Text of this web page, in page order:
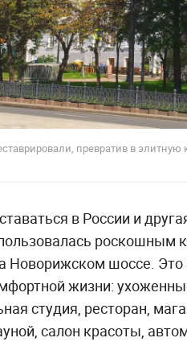
превратив в
в России и
роскошным
Новорижском шоссе. Это
жизни:
студия, ресторан,
салон красоты,